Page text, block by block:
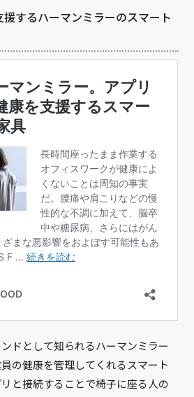
するハーマンミラーのスマート
ドとして知られるハーマンミラー
の健康を管理してくれるスマート
と接続することで椅子に座る人の